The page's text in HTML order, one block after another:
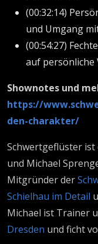
(00:32:14)
und Umgang
(00:54:27)
auf persönliche
Shownotes und
https://
den-charakter/
Schwertgeflüster ist
und Michael
Mitgründer der
Schielhau im Detail
Michael ist Trainer
Dresden und ficht